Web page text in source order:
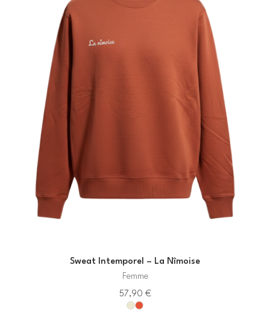
Sweat Intemporel – La Nîmoise
Femme
57,90 €